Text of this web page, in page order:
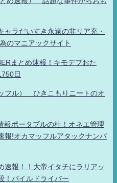
ャラだいすき永遠の非リア充・
のマニアックサイト
まとめ速報！キモデブおた
日
フル） ひきこもりニートのオ
報ポータブルの杜！オネエ管理
報!オカマッフルアタックナンバ
速報！！大帝イタチにラリアッ
！パイルドライバー